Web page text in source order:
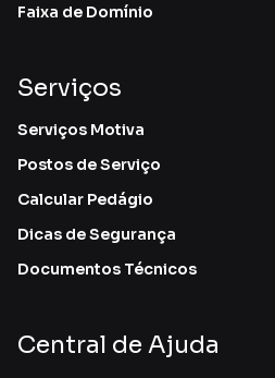
Faixa de Domínio
Serviços
Serviços Motiva
Postos de Serviço
Calcular Pedágio
Dicas de Segurança
Documentos Técnicos
Central de Ajuda